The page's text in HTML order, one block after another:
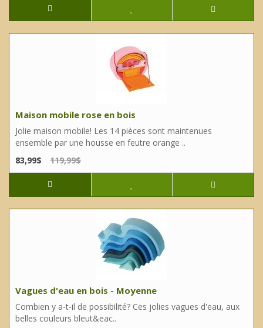
Maison mobile rose en bois
Jolie maison mobile! Les 14 pièces sont maintenues
ensemble par une housse en feutre orange ..
83,99$
119,99$
Vagues d'eau en bois - Moyenne
Combien y a-t-il de possibilité? Ces jolies vagues d'eau, aux
belles couleurs bleut&eac..